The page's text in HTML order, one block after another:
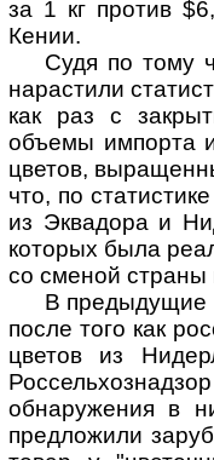
за 1 кг против
Кении.
Судя по тому
нарастили
как раз с
объемы импорта
цветов,
что, по
из Эквадора и
которых была
со сменой страны
В предыдущие
после того как
цветов из
обнаружения в
предложили